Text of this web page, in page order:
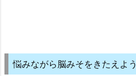
悩みながら脳みそをきたえよう